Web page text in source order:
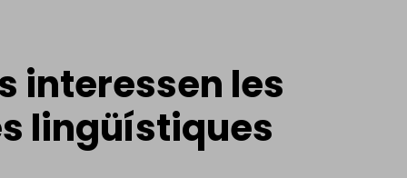
interessen les
lingüístiques